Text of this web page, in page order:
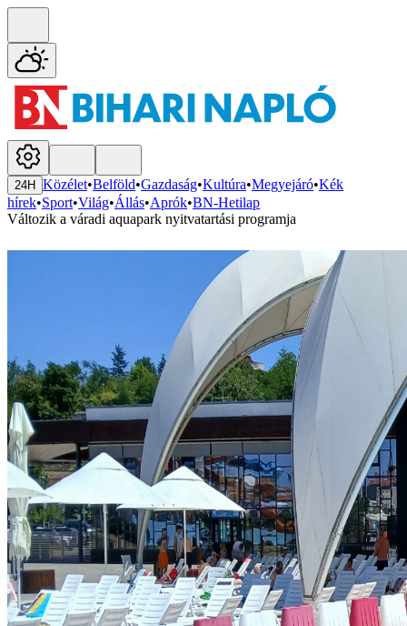
24H Közélet•Belföld•Gazdaság•Kultúra•Megyejáró•Kék
hírek•Sport•Világ•Állás•Aprók•BN-Hetilap
Változik a váradi aquapark nyitvatartási programja